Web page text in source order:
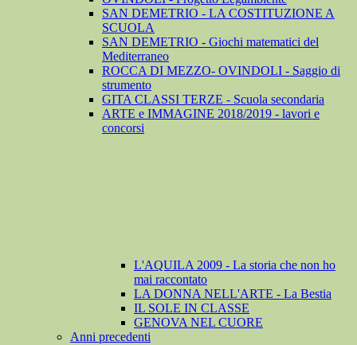
SAN DEMETRIO - LA COSTITUZIONE A
SCUOLA
SAN DEMETRIO - Giochi matematici del
Mediterraneo
ROCCA DI MEZZO- OVINDOLI - Saggio di
strumento
GITA CLASSI TERZE - Scuola secondaria
ARTE e IMMAGINE 2018/2019 - lavori e
concorsi
L'AQUILA 2009 - La storia che non ho
mai raccontato
LA DONNA NELL'ARTE - La Bestia
IL SOLE IN CLASSE
GENOVA NEL CUORE
Anni precedenti